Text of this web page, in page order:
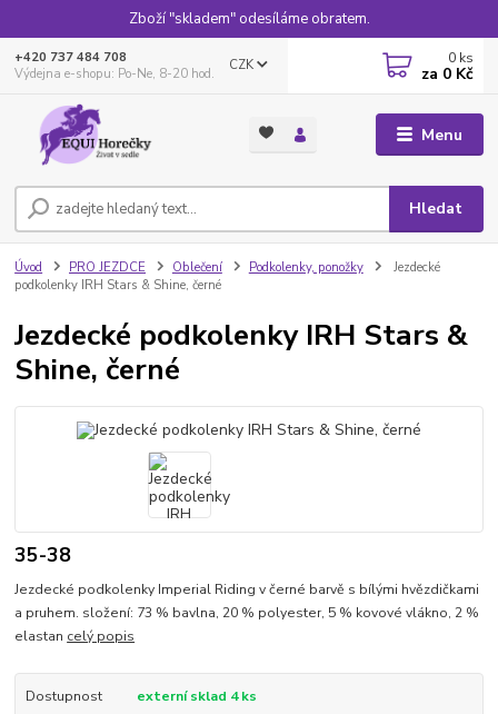
Zboží "skladem" odesíláme obratem.
Menu
CZK
Hledat
+420 737 484 708
Výdejna e-shopu: Po-Ne, 8-20 hod.
0 ks
za 0 Kč
Úvod PRO JEZDCE Oblečení Podkolenky, ponožky
Jezdecké
podkolenky IRH Stars & Shine, černé
Jezdecké podkolenky IRH Stars &
Shine, černé
35-38
Jezdecké podkolenky Imperial Riding v černé barvě s bílými hvězdičkami
a pruhem. složení: 73 % bavlna, 20 % polyester, 5 % kovové vlákno, 2 %
elastan celý popis
Dostupnost
externí sklad 4 ks